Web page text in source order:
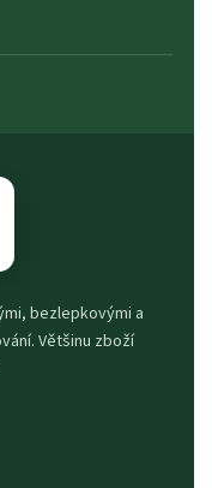
bezlepkovými a
Většinu zboží